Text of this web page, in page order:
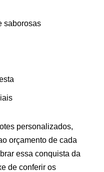
saborosas
personalizados,
orçamento de cada
essa conquista da
de conferir os